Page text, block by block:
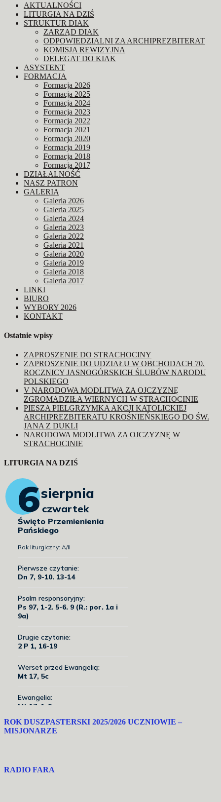
AKTUALNOŚCI
LITURGIA NA DZIŚ
STRUKTUR DIAK
ZARZĄD DIAK
ODPOWIEDZIALNI ZA ARCHIPREZBITERAT
KOMISJA REWIZYJNA
DELEGAT DO KIAK
ASYSTENT
FORMACJA
Formacja 2026
Formacja 2025
Formacja 2024
Formacja 2023
Formacja 2022
Formacja 2021
Formacja 2020
Formacja 2019
Formacja 2018
Formacja 2017
DZIAŁALNOŚĆ
NASZ PATRON
GALERIA
Galeria 2026
Galeria 2025
Galeria 2024
Galeria 2023
Galeria 2022
Galeria 2021
Galeria 2020
Galeria 2019
Galeria 2018
Galeria 2017
LINKI
BIURO
WYBORY 2026
KONTAKT
Ostatnie wpisy
ZAPROSZENIE DO STRACHOCINY
ZAPROSZENIE DO UDZIAŁU W OBCHODACH 70.
ROCZNICY JASNOGÓRSKICH ŚLUBÓW NARODU
POLSKIEGO
V NARODOWA MODLITWA ZA OJCZYZNĘ
ZGROMADZIŁA WIERNYCH W STRACHOCINIE
PIESZA PIELGRZYMKA AKCJI KATOLICKIEJ
ARCHIPREZBITERATU KROŚNIEŃSKIEGO DO ŚW.
JANA Z DUKLI
NARODOWA MODLITWA ZA OJCZYZNĘ W
STRACHOCINIE
LITURGIA NA DZIŚ
ROK DUSZPASTERSKI 2025/2026 UCZNIOWIE –
MISJONARZE
RADIO FARA